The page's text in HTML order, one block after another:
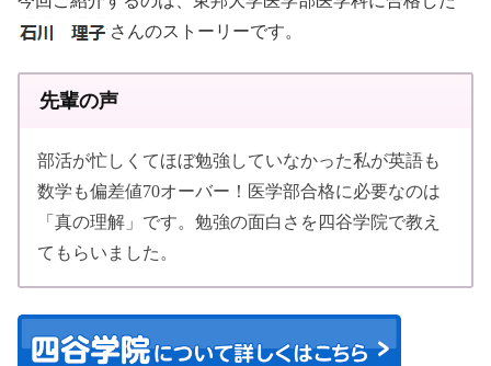
さんのストーリーです。
先輩の声
部活が忙しくてほぼ勉強していなかった私が英語も
数学も偏差値70オーバー！医学部合格に必要なのは
「真の理解」です。勉強の面白さを四谷学院で教え
てもらいました。